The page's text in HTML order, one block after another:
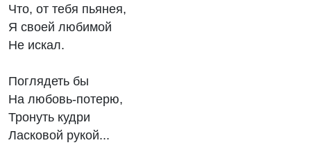
Что, от тебя пьянея,
Я своей любимой
Не искал.
Поглядеть бы
На любовь-потерю,
Тронуть кудри
Ласковой рукой...